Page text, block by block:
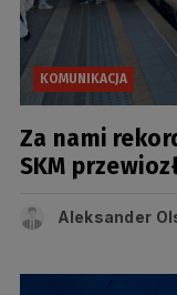
KOMUNIKACJA
Za nami
SKM
Aleksander